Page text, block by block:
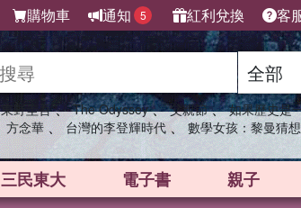
購物車 通知 5 紅利兌換 客
東野圭吾 、 The Odyssey 、 父親節 、 如果歷史是
方念華 、 台灣的李登輝時代 、 數學女孩：黎曼猜想
三民東大 電子書 親子